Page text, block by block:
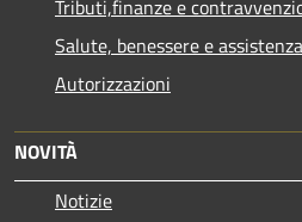
Tributi,finanze e
Salute, benessere e assistenza
Autorizzazioni
NOVITÀ
Notizie